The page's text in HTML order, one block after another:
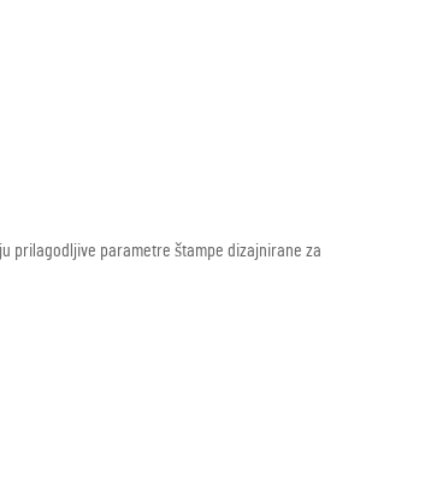
prilagodljive parametre štampe dizajnirane za